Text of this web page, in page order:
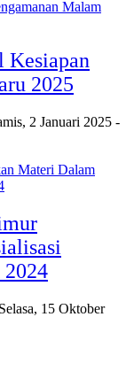
Kesiapan
2025
2 Januari 2025 -
2024
Selasa, 15 Oktober